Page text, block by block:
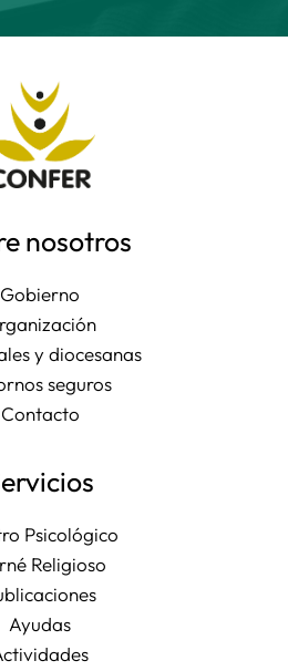
nosotros
Gobierno
y diocesanas
seguros
Contacto
Psicológico
Religioso
Ayudas